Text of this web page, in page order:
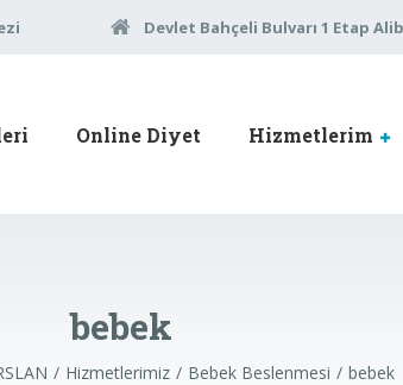
Devlet Bahçeli Bulvarı 1 Etap
Online Diyet Hizmetlerim
bebek
Hizmetlerimiz Bebek Beslenmesi bebek